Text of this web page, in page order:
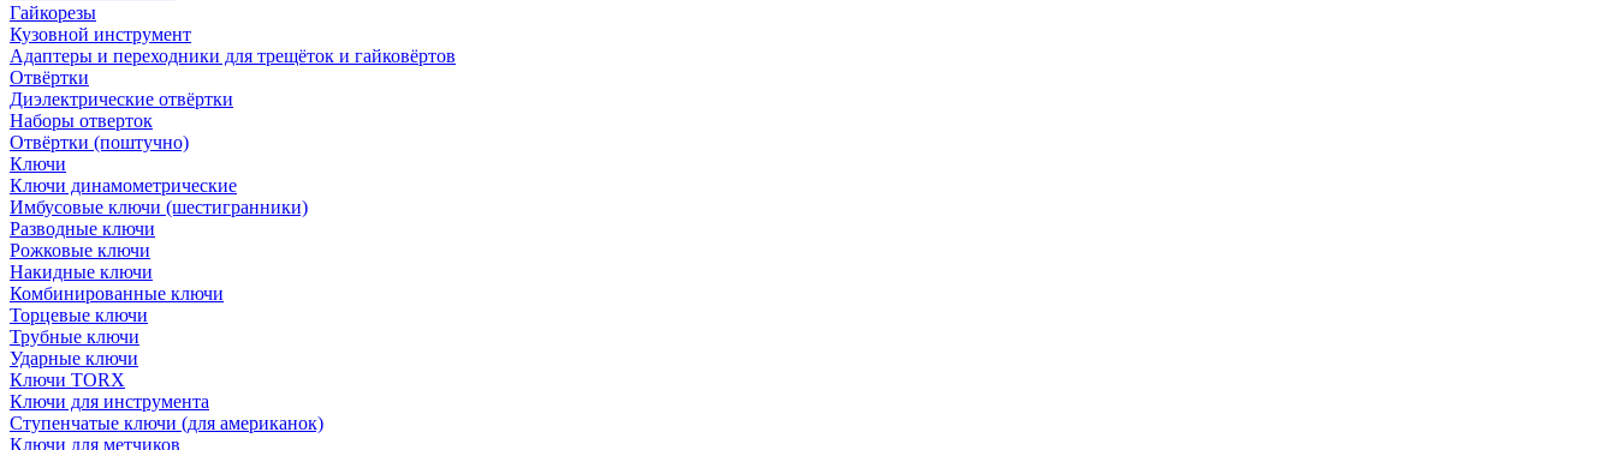
Гайкорезы
Кузовной инструмент
Адаптеры и переходники для трещёток и гайковёртов
Отвёртки
Диэлектрические отвёртки
Наборы отверток
Отвёртки (поштучно)
Ключи
Ключи динамометрические
Имбусовые ключи (шестигранники)
Разводные ключи
Рожковые ключи
Накидные ключи
Комбинированные ключи
Торцевые ключи
Трубные ключи
Ударные ключи
Ключи TORX
Ключи для инструмента
Ступенчатые ключи (для американок)
Ключи для метчиков